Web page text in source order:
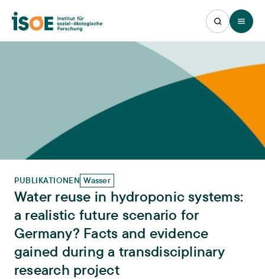
Open
PUBLIKATIONEN Wasser
Water reuse in hydroponic systems:
a realistic future scenario for
Germany? Facts and evidence
gained during a transdisciplinary
research project